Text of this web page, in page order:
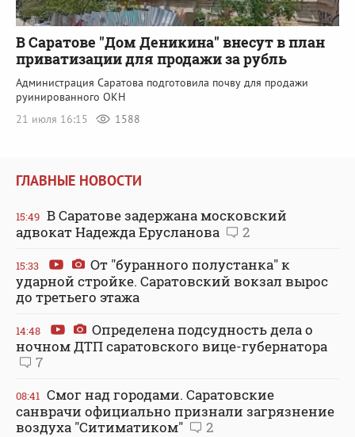
В Саратове "Дом Деникина" внесут в план
приватизации для продажи за рубль
Администрация Саратова подготовила почву для продажи
руинированного ОКН
21 июля 16:15
1588
ГЛАВНЫЕ НОВОСТИ
15:49 В Саратове задержана московский
адвокат Надежда Ерусланова
2
15:33
От "буранного полустанка" к
ударной стройке. Саратовский вокзал вырос
до третьего этажа
14:48
Определена подсудность дела о
ночном ДТП саратовского вице-губернатора
7
08:41 Смог над городами. Саратовские
санврачи официально признали загрязнение
воздуха "Ситиматиком"
2